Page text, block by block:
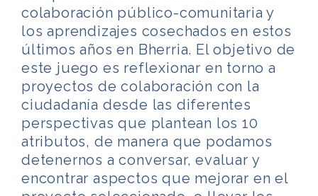
colaboración público-comunitaria y
los aprendizajes cosechados en estos
últimos años en Bherria. El objetivo de
este juego es reflexionar en torno a
proyectos de colaboración con la
ciudadanía desde las diferentes
perspectivas que plantean los 10
atributos, de manera que podamos
detenernos a conversar, evaluar y
encontrar aspectos que mejorar en el